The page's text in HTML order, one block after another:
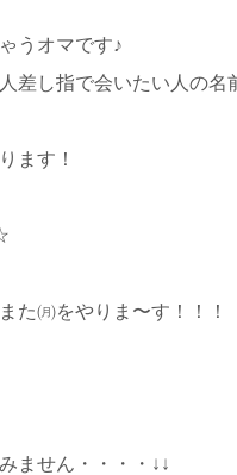
うオマです♪
差し指で会いたい人の
ます！
た㈪をやりま〜す！！！
ません・・・・↓↓